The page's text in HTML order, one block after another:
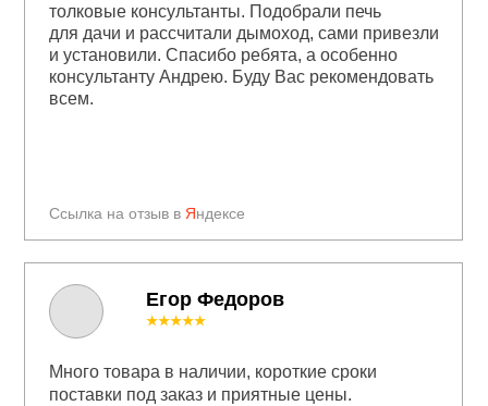
Ссылка на отзыв в Яндексе
толковые консультанты. Подобрали печь
для дачи и рассчитали дымоход, сами привезли
и установили. Спасибо ребята, а особенно
консультанту Андрею. Буду Вас рекомендовать
всем.
Егор Федоров
★★★★★
Много товара в наличии, короткие сроки
поставки под заказ и приятные цены.